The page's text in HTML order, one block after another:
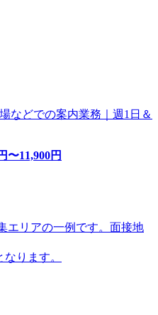
などでの案内業務｜週1日＆
〜11,900円
エリアの一例です。面接地
ります。